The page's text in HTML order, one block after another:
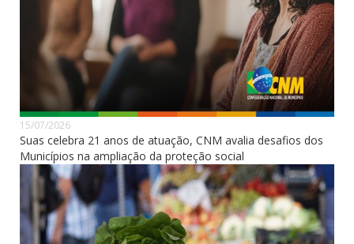
15/07/2026
Suas celebra 21 anos de atuação, CNM avalia desafios dos
Municípios na ampliação da proteção social